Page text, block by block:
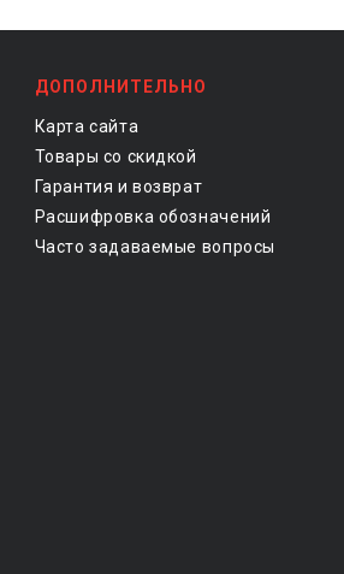
ДОПОЛНИТЕЛЬНО
Карта сайта
Товары со скидкой
Гарантия и возврат
Расшифровка обозначений
Часто задаваемые вопросы